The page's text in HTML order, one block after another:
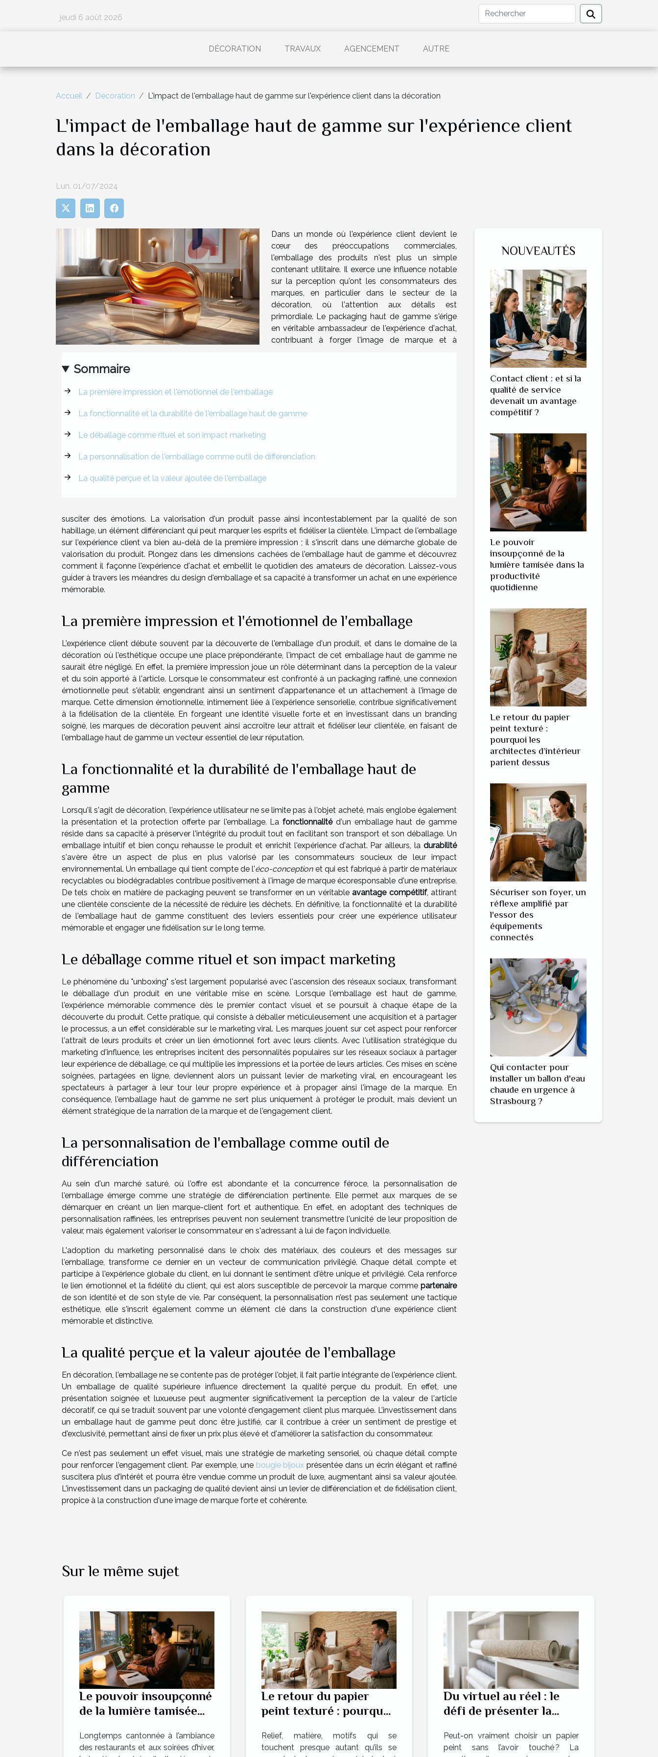
jeudi 6 août 2026
DÉCORATION TRAVAUX AGENCEMENT AUTRE
Accueil Décoration L'impact de l'emballage haut de gamme sur l'expérience client dans la décoration
L'impact de l'emballage haut de gamme sur l'expérience client
dans la décoration
Lun. 01/07/2024
Sommaire
La première impression et l'émotionnel de l'emballage
La fonctionnalité et la durabilité de l'emballage haut de gamme
Le déballage comme rituel et son impact marketing
La personnalisation de l'emballage comme outil de différenciation
La qualité perçue et la valeur ajoutée de l'emballage
Dans un monde où l'expérience client devient le
cœur des préoccupations commerciales,
l'emballage des produits n'est plus un simple
contenant utilitaire. Il exerce une influence notable
sur la perception qu'ont les consommateurs des
marques, en particulier dans le secteur de la
décoration, où l'attention aux détails est
primordiale. Le packaging haut de gamme s'érige
en véritable ambassadeur de l'expérience d'achat,
contribuant à forger l'image de marque et à
susciter des émotions. La valorisation d'un produit passe ainsi incontestablement par la qualité de son
habillage, un élément différenciant qui peut marquer les esprits et fidéliser la clientèle. L'impact de l'emballage
sur l'expérience client va bien au-delà de la première impression ; il s'inscrit dans une démarche globale de
valorisation du produit. Plongez dans les dimensions cachées de l'emballage haut de gamme et découvrez
comment il façonne l'expérience d'achat et embellit le quotidien des amateurs de décoration. Laissez-vous
guider à travers les méandres du design d'emballage et sa capacité à transformer un achat en une expérience
mémorable.
La première impression et l'émotionnel de l'emballage
L'expérience client débute souvent par la découverte de l'emballage d'un produit, et dans le domaine de la
décoration où l'esthétique occupe une place prépondérante, l'impact de cet emballage haut de gamme ne
saurait être négligé. En effet, la première impression joue un rôle déterminant dans la perception de la valeur
et du soin apporté à l'article. Lorsque le consommateur est confronté à un packaging raffiné, une connexion
émotionnelle peut s'établir, engendrant ainsi un sentiment d'appartenance et un attachement à l'image de
marque. Cette dimension émotionnelle, intimement liée à l'expérience sensorielle, contribue significativement
à la fidélisation de la clientèle. En forgeant une identité visuelle forte et en investissant dans un branding
soigné, les marques de décoration peuvent ainsi accroître leur attrait et fidéliser leur clientèle, en faisant de
l'emballage haut de gamme un vecteur essentiel de leur réputation.
La fonctionnalité et la durabilité de l'emballage haut de
gamme
Lorsqu'il s'agit de décoration, l'expérience utilisateur ne se limite pas à l'objet acheté, mais englobe également
la présentation et la protection offerte par l'emballage. Lafonctionnalitéd'un emballage haut de gamme
réside dans sa capacité à préserver l'intégrité du produit tout en facilitant son transport et son déballage. Un
emballage intuitif et bien conçu rehausse le produit et enrichit l'expérience d'achat. Par ailleurs, la durabilité
s'avère être un aspect de plus en plus valorisé par les consommateurs soucieux de leur impact
environnemental. Un emballage qui tient compte de l'éco-conceptionet qui est fabriqué à partir de matériaux
recyclables ou biodégradables contribue positivement à l'image de marque écoresponsable d'une entreprise.
De tels choix en matière de packaging peuvent se transformer en un véritable avantage compétitif, attirant
une clientèle consciente de la nécessité de réduire les déchets. En définitive, la fonctionnalité et la durabilité
de l'emballage haut de gamme constituent des leviers essentiels pour créer une expérience utilisateur
mémorable et engager une fidélisation sur le long terme.
Le déballage comme rituel et son impact marketing
Le phénomène du "unboxing" s'est largement popularisé avec l'ascension des réseaux sociaux, transformant
le déballage d'un produit en une véritable mise en scène. Lorsque l'emballage est haut de gamme,
l'expérience mémorable commence dès le premier contact visuel et se poursuit à chaque étape de la
découverte du produit. Cette pratique, qui consiste à déballer méticuleusement une acquisition et à partager
le processus, a un effet considérable sur le marketing viral. Les marques jouent sur cet aspect pour renforcer
l'attrait de leurs produits et créer un lien émotionnel fort avec leurs clients. Avec l'utilisation stratégique du
marketing d'influence, les entreprises incitent des personnalités populaires sur les réseaux sociaux à partager
leur expérience de déballage, ce qui multiplie les impressions et la portée de leurs articles. Ces mises en scène
soignées, partagées en ligne, deviennent alors un puissant levier de marketing viral, en encourageant les
spectateurs à partager à leur tour leur propre expérience et à propager ainsi l'image de la marque. En
conséquence, l'emballage haut de gamme ne sert plus uniquement à protéger le produit, mais devient un
élément stratégique de la narration de la marque et de l'engagement client.
La personnalisation de l'emballage comme outil de
différenciation
Au sein d'un marché saturé, où l'offre est abondante et la concurrence féroce, la personnalisation de
l'emballage émerge comme une stratégie de différenciation pertinente. Elle permet aux marques de se
démarquer en créant un lien marque-client fort et authentique. En effet, en adoptant des techniques de
personnalisation raffinées, les entreprises peuvent non seulement transmettre l'unicité de leur proposition de
valeur, mais également valoriser le consommateur en s'adressant à lui de façon individuelle.
L'adoption du marketing personnalisé dans le choix des matériaux, des couleurs et des messages sur
l'emballage, transforme ce dernier en un vecteur de communication privilégié. Chaque détail compte et
participe à l'expérience globale du client, en lui donnant le sentiment d'être unique et privilégié. Cela renforce
le lien émotionnel et la fidélité du client, qui est alors susceptible de percevoir la marque comme partenaire
de son identité et de son style de vie. Par conséquent, la personnalisation n’est pas seulement une tactique
esthétique, elle s'inscrit également comme un élément clé dans la construction d'une expérience client
mémorable et distinctive.
La qualité perçue et la valeur ajoutée de l'emballage
En décoration, l'emballage ne se contente pas de protéger l'objet, il fait partie intégrante de l'expérience client.
Un emballage de qualité supérieure influence directement la qualité perçue du produit. En effet, une
présentation soignée et luxueuse peut augmenter significativement la perception de la valeur de l'article
décoratif, ce qui se traduit souvent par une volonté d'engagement client plus marquée. L’investissement dans
un emballage haut de gamme peut donc être justifié, car il contribue à créer un sentiment de prestige et
d'exclusivité, permettant ainsi de fixer un prix plus élevé et d'améliorer la satisfaction du consommateur.
Ce n'est pas seulement un effet visuel, mais une stratégie de marketing sensoriel, où chaque détail compte
pour renforcer l'engagement client. Par exemple, une bougie bijoux présentée dans un écrin élégant et raffiné
suscitera plus d'intérêt et pourra être vendue comme un produit de luxe, augmentant ainsi sa valeur ajoutée.
L'investissement dans un packaging de qualité devient ainsi un levier de différenciation et de fidélisation client,
propice à la construction d'une image de marque forte et cohérente.
NOUVEAUTÉS
Contact client : et si la
qualité de service
devenait un avantage
compétitif ?
Le pouvoir
insoupçonné de la
lumière tamisée dans la
productivité
quotidienne
Le retour du papier
peint texturé :
pourquoi les
architectes d’intérieur
parient dessus
Sécuriser son foyer, un
réflexe amplifié par
l'essor des
équipements
connectés
Qui contacter pour
installer un ballon d'eau
chaude en urgence à
Strasbourg ?
Sur le même sujet
Le pouvoir insoupçonné
de la lumière tamisée
quotidienne
Longtemps cantonnée à l’ambiance
des restaurants et aux soirées d’hiver,
Le retour du papier
peint texturé : pourquoi
d’intérieur parient
Relief, matière, motifs qui se
touchent presque autant qu’ils se
Du virtuel au réel : le
défi de présenter la
sur une boutique en
Peut-on vraiment choisir un papier
peint sans l’avoir touché ? La